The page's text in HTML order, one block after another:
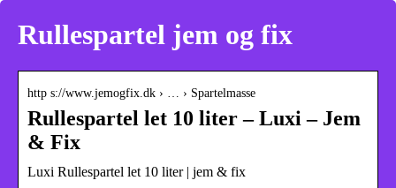
Rullespartel jem og fix
http s://www.jemogfix.dk › … › Spartelmasse
Rullespartel let 10 liter – Luxi – Jem
& Fix
Luxi Rullespartel let 10 liter | jem & fix